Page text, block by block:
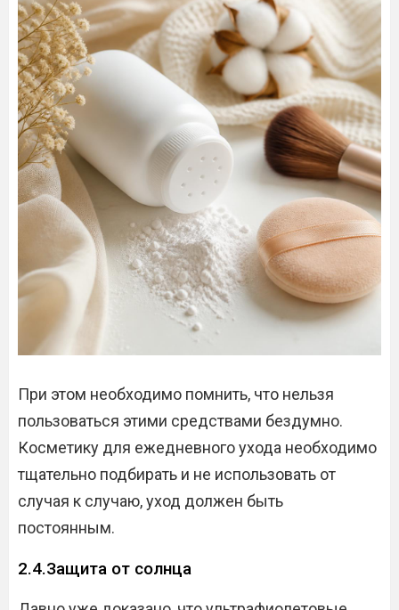
При этом необходимо помнить, что нельзя
пользоваться этими средствами бездумно.
Косметику для ежедневного ухода необходимо
тщательно подбирать и не использовать от
случая к случаю, уход должен быть
постоянным.
2.4.Защита от солнца